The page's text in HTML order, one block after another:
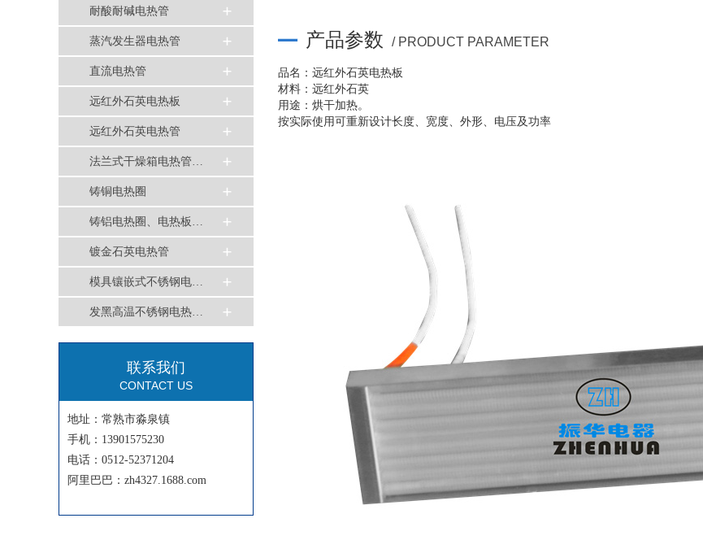
耐酸耐碱电热管
蒸汽发生器电热管
直流电热管
远红外石英电热板
远红外石英电热管
法兰式干燥箱电热管…
铸铜电热圈
铸铝电热圈、电热板…
镀金石英电热管
模具镶嵌式不锈钢电…
发黑高温不锈钢电热…
联系我们
CONTACT US
地址：常熟市淼泉镇
手机：13901575230
电话：0512-52371204
阿里巴巴：zh4327.1688.com
产品参数 / PRODUCT PARAMETER
品名：远红外石英电热板
材料：远红外石英
用途：烘干加热。
按实际使用可重新设计长度、宽度、外形、电压及功率